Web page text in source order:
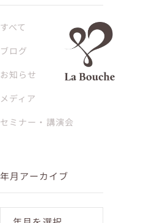
すべて
ブログ
お知らせ
メディア
セミナー・講演会
年月アーカイブ